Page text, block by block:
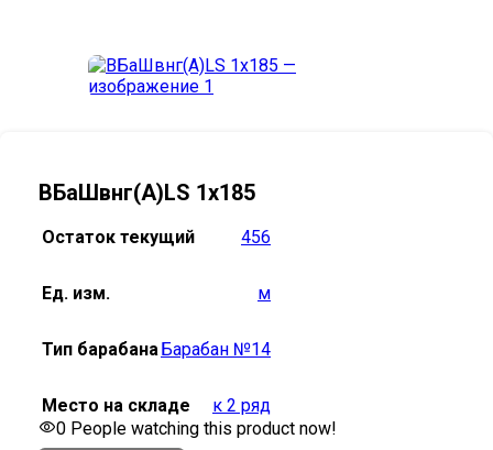
ВБаШвнг(А)LS 1х185
Остаток текущий 456
Ед. изм. м
Тип барабана Барабан №14
Место на складе
к 2 ряд
0 People watching this product now!